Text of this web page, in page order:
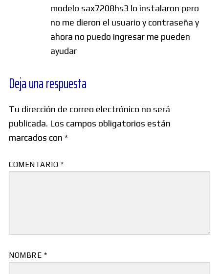
modelo sax7208hs3 lo instalaron pero
no me dieron el usuario y contraseña y
ahora no puedo ingresar me pueden
ayudar
Deja una respuesta
Tu dirección de correo electrónico no será
publicada. Los campos obligatorios están
marcados con *
COMENTARIO *
NOMBRE *